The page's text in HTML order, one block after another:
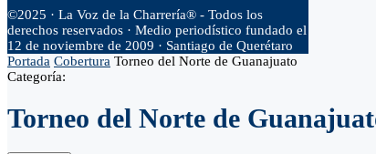
©2025 · La Voz de la Charrería® - Todos los
derechos reservados · Medio periodístico fundado el
12 de noviembre de 2009 · Santiago de Querétaro
Portada Cobertura Torneo del Norte de Guanajuato
Categoría:
Torneo del Norte de